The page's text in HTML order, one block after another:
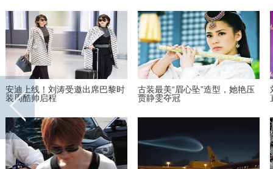
丹麦小猫拥有奇异大眼 睡觉时仍
半睁
“双头姐妹”共享一个身体 已大学
毕业